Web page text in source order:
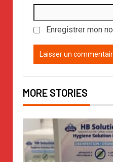
Enregistrer mon
MORE STORIES